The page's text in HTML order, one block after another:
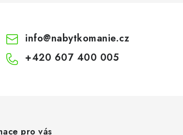
info@nabytkomanie.cz
+420 607 400 005
pro vás